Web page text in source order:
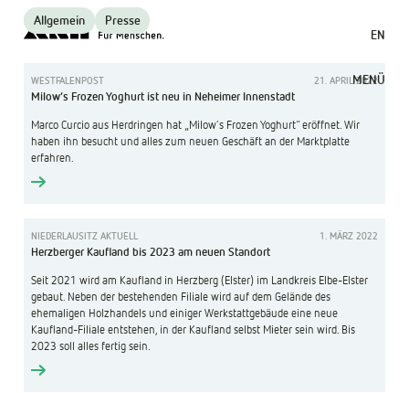
EN
MENÜ
Allgemein Presse
WESTFALENPOST 21. APRIL 2022
Milow’s Frozen Yoghurt ist neu in Neheimer Innenstadt
Marco Curcio aus Herdringen hat „Milow’s Frozen Yoghurt“ eröffnet. Wir
haben ihn besucht und alles zum neuen Geschäft an der Marktplatte
erfahren.
NIEDERLAUSITZ AKTUELL 1. MÄRZ 2022
Herzberger Kaufland bis 2023 am neuen Standort
Seit 2021 wird am Kaufland in Herzberg (Elster) im Landkreis Elbe-Elster
gebaut. Neben der bestehenden Filiale wird auf dem Gelände des
ehemaligen Holzhandels und einiger Werkstattgebäude eine neue
Kaufland-Filiale entstehen, in der Kaufland selbst Mieter sein wird. Bis
2023 soll alles fertig sein.